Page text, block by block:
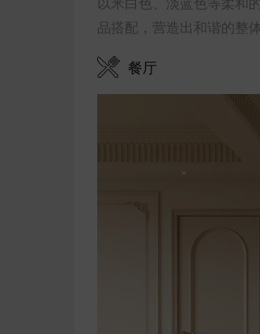
品搭配，营造出和谐的整体
餐厅